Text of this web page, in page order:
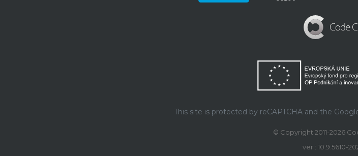
This site is protected by reCAPTCHA and the
© Copyright 2011-2026
ver.: 10.9.5610-